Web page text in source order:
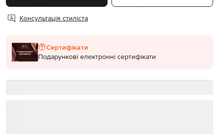
Консультація стиліста
Сертифікати
Подарункові електронні сертифікати